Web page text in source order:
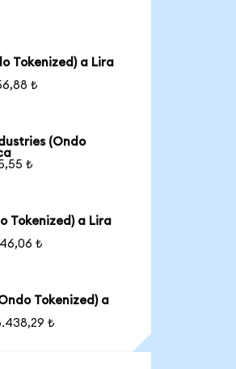
Tokenized) a Lira
₺
(Ondo
₺
Tokenized) a Lira
₺
Tokenized) a
₺